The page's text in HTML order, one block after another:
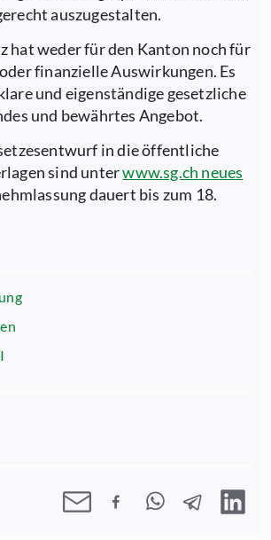
auszugestalten.
hat weder für den Kanton noch für
finanzielle Auswirkungen. Es
und eigenständige gesetzliche
und bewährtes Angebot.
in die öffentliche
sind unterwww.sg.ch neues
dauert bis zum 18.